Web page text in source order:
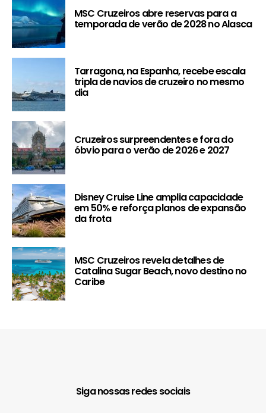
MSC Cruzeiros abre reservas para a
temporada de verão de 2028 no Alasca
Tarragona, na Espanha, recebe escala
tripla de navios de cruzeiro no mesmo
dia
Cruzeiros surpreendentes e fora do
óbvio para o verão de 2026 e 2027
Disney Cruise Line amplia capacidade
em 50% e reforça planos de expansão
da frota
MSC Cruzeiros revela detalhes de
Catalina Sugar Beach, novo destino no
Caribe
Siga nossas redes sociais